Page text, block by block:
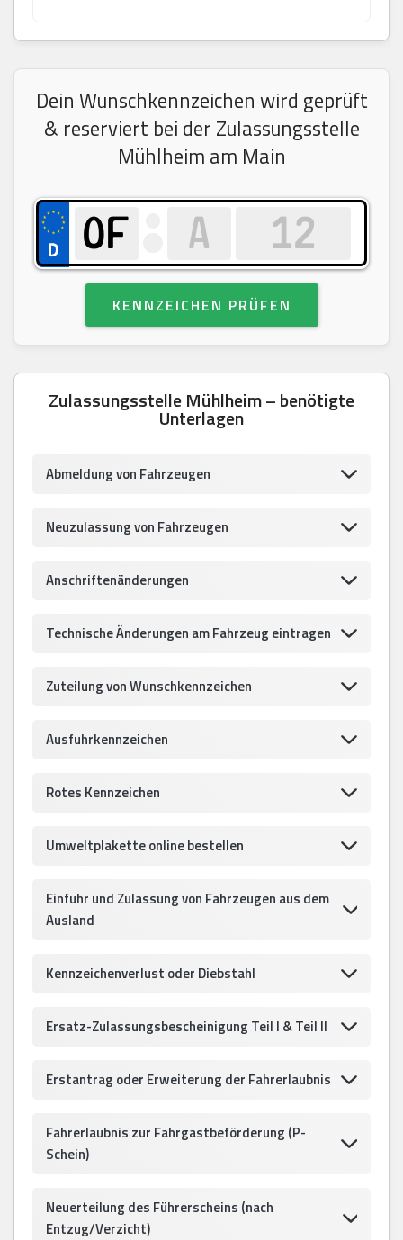
Dein Wunschkennzeichen wird geprüft
& reserviert bei der Zulassungsstelle
Mühlheim am Main
KENNZEICHEN PRÜFEN
Zulassungsstelle Mühlheim – benötigte
Unterlagen
Abmeldung von Fahrzeugen
Neuzulassung von Fahrzeugen
Anschriftenänderungen
Technische Änderungen am Fahrzeug eintragen
Zuteilung von Wunschkennzeichen
Ausfuhrkennzeichen
Rotes Kennzeichen
Umweltplakette online bestellen
Einfuhr und Zulassung von Fahrzeugen aus dem
Ausland
Kennzeichenverlust oder Diebstahl
Ersatz-Zulassungsbescheinigung Teil I & Teil II
Erstantrag oder Erweiterung der Fahrerlaubnis
Fahrerlaubnis zur Fahrgastbeförderung (P-
Schein)
Neuerteilung des Führerscheins (nach
Entzug/Verzicht)